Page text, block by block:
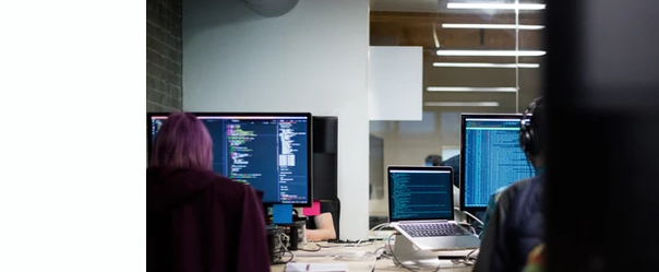
Negócios Branding Big Data Highlights
Marketing de Conteúdo Inteligência Artificial Endomarketing
Inbound Marketing B2B Eventos